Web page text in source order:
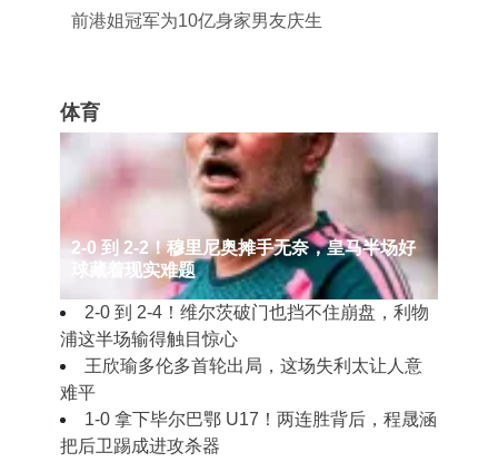
前港姐冠军为10亿身家男友庆生
体育
2‑0 到 2‑2！穆里尼奥摊手无奈，皇马半场好
球藏着现实难题
2‑0 到 2‑4！维尔茨破门也挡不住崩盘，利物
浦这半场输得触目惊心
王欣瑜多伦多首轮出局，这场失利太让人意
难平
1‑0 拿下毕尔巴鄂 U17！两连胜背后，程晟涵
把后卫踢成进攻杀器